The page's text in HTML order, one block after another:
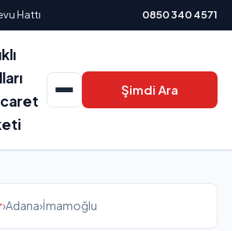
Hattı 0850 340 4571
Şimdi Ara
›Adana›İmamoğlu